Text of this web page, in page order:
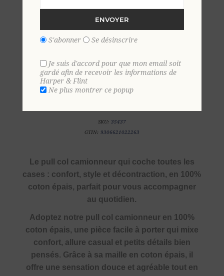
SKU: 35437
GTIN: 9306621022263
Le pull col camionneur qui coche toutes les
cases : confort, style et décontraction, en 100%
coton épais, parfait pour vous accompagner
au quotidien.
Adoptez notre pull col camionneur en 100%
coton épais, une pièce facile à porter qui mixe
confort, allure casual et petits détails bien
pensés. Grâce à sa maille en coton épais, il
offre une sensation douce et agréable tout en
ENVOYER
S'abonner Se désinscrire
Je suis d'accord pour que mon email soit
gardé afin de recevoir les informations de
Harper & Flint
Ne plus montrer ce popup